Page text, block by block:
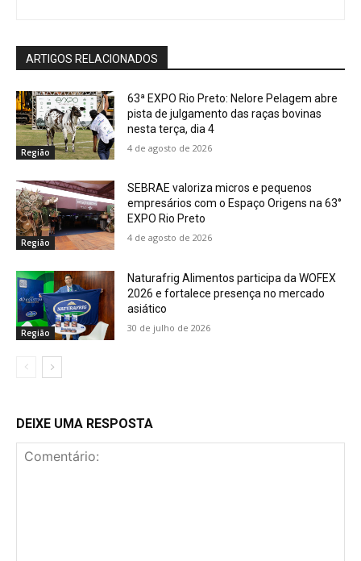
ARTIGOS RELACIONADOS
Região
63ª EXPO Rio Preto: Nelore Pelagem abre
pista de julgamento das raças bovinas
nesta terça, dia 4
4 de agosto de 2026
Região
SEBRAE valoriza micros e pequenos
empresários com o Espaço Origens na 63°
EXPO Rio Preto
4 de agosto de 2026
Região
Naturafrig Alimentos participa da WOFEX
2026 e fortalece presença no mercado
asiático
30 de julho de 2026
DEIXE UMA RESPOSTA